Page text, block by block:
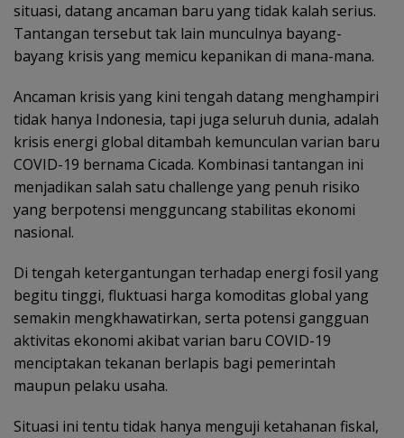
situasi, datang ancaman baru yang tidak kalah serius.
Tantangan tersebut tak lain munculnya bayang-
bayang krisis yang memicu kepanikan di mana-mana.
Ancaman krisis yang kini tengah datang menghampiri
tidak hanya Indonesia, tapi juga seluruh dunia, adalah
krisis energi global ditambah kemunculan varian baru
COVID-19 bernama Cicada. Kombinasi tantangan ini
menjadikan salah satu challenge yang penuh risiko
yang berpotensi mengguncang stabilitas ekonomi
nasional.
Di tengah ketergantungan terhadap energi fosil yang
begitu tinggi, fluktuasi harga komoditas global yang
semakin mengkhawatirkan, serta potensi gangguan
aktivitas ekonomi akibat varian baru COVID-19
menciptakan tekanan berlapis bagi pemerintah
maupun pelaku usaha.
Situasi ini tentu tidak hanya menguji ketahanan fiskal,